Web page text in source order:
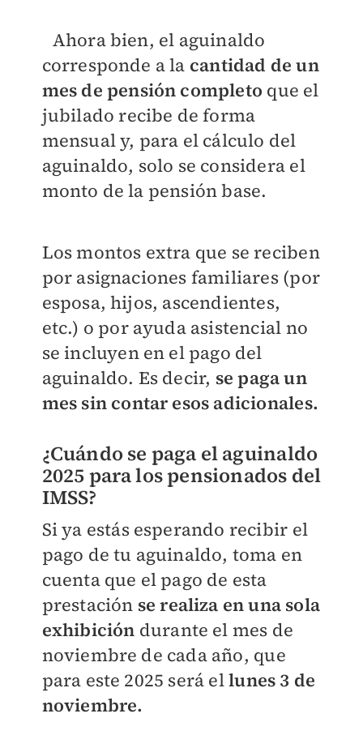
Ahora bien, el aguinaldo
corresponde a la cantidad de un
mes de pensión completo que el
jubilado recibe de forma
mensual y, para el cálculo del
aguinaldo, solo se considera el
monto de la pensión base.
Los montos extra que se reciben
por asignaciones familiares (por
esposa, hijos, ascendientes,
etc.) o por ayuda asistencial no
se incluyen en el pago del
aguinaldo. Es decir, se paga un
mes sin contar esos adicionales.
¿Cuándo se paga el aguinaldo
2025 para los pensionados del
IMSS?
Si ya estás esperando recibir el
pago de tu aguinaldo, toma en
cuenta que el pago de esta
prestación se realiza en una sola
exhibición durante el mes de
noviembre de cada año, que
para este 2025 será ellunes 3 de
noviembre.